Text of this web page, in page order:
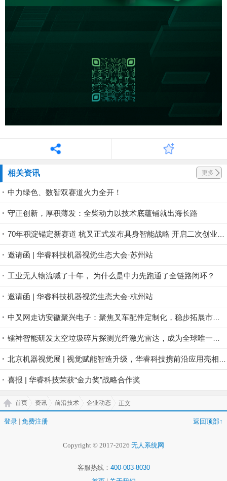
相关资讯 更多
中力绿色、数智双赛道火力全开！
守正创新，厚积薄发：全柴动力以技术底蕴铺就出海长路
70年积淀锚定新赛道 杭叉正式发布具身智能战略 开启二次创业新征程
邀请函 | 华睿科技机器视觉生态大会·苏州站
工业无人物流喊了十年， 为什么是中力先跑通了全链路闭环？
邀请函 | 华睿科技机器视觉生态大会·杭州站
中叉网走访安徽聚兴电子：聚焦叉车配件定制化，稳步拓展市场版图
镭神智能研发太空垃圾碎片探测光纤激光雷达，成为全球唯一航天激光雷达商业公司
北京机器视觉展 | 视觉赋能智造升级，华睿科技携前沿应用亮相北京
喜报 | 华睿科技荣获“金力奖”战略合作奖
首页 资讯 前沿技术 企业动态 正文
登录 免费注册 返回顶部↑
Copyright © 2017-2026 无人系统网
客服热线： 400-003-8030